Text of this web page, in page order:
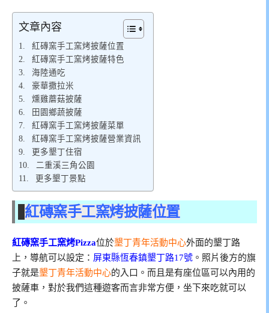
文章內容
紅磚窯手工窯烤披薩位置
紅磚窯手工窯烤披薩特色
海陸通吃
豪華撒拉米
燻雞蘑菇披薩
田園鄉蔬披薩
紅磚窯手工窯烤披薩菜單
紅磚窯手工窯烤披薩營業資訊
更多墾丁住宿
二重溪三角公園
更多墾丁景點
紅磚窯手工窯烤披薩位置
紅磚窯手工窯烤Pizza位於墾丁青年活動中心外面的墾丁路
上，導航可以設定： 屏東縣恆春鎮墾丁路17號 。照片後方的旗
子就是墾丁青年活動中心的入口。而且是有座位區可以內用的
披薩車，對於我們這種遊客而言非常方便，坐下來吃就可以
了。